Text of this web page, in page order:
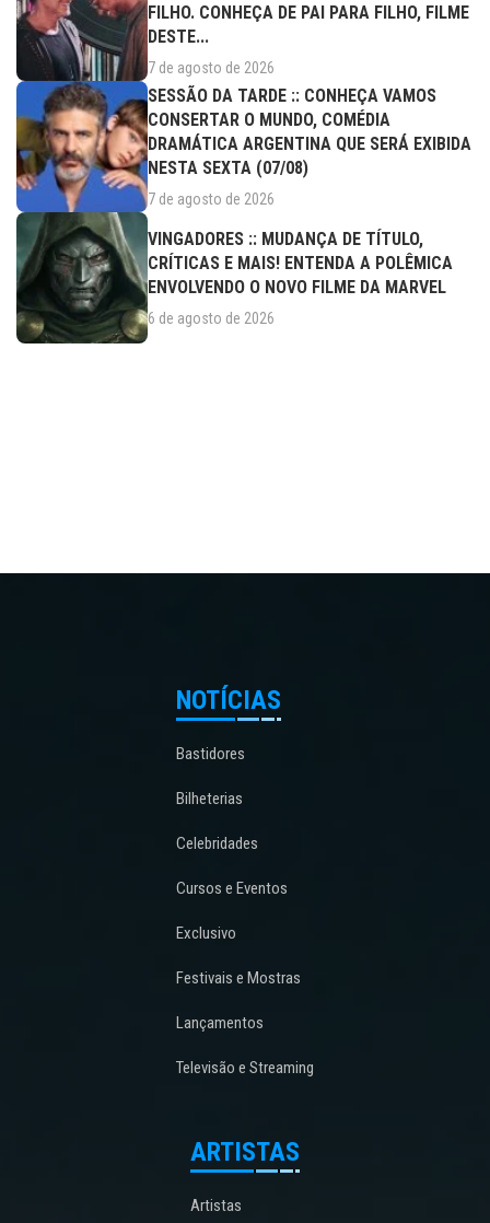
FILHO. CONHEÇA DE PAI PARA FILHO, FILME
DESTE...
7 de agosto de 2026
SESSÃO DA TARDE :: CONHEÇA VAMOS
CONSERTAR O MUNDO, COMÉDIA
DRAMÁTICA ARGENTINA QUE SERÁ EXIBIDA
NESTA SEXTA (07/08)
7 de agosto de 2026
VINGADORES :: MUDANÇA DE TÍTULO,
CRÍTICAS E MAIS! ENTENDA A POLÊMICA
ENVOLVENDO O NOVO FILME DA MARVEL
6 de agosto de 2026
NOTÍCIAS
Bastidores
Bilheterias
Celebridades
Cursos e Eventos
Exclusivo
Festivais e Mostras
Lançamentos
Televisão e Streaming
ARTISTAS
Artistas